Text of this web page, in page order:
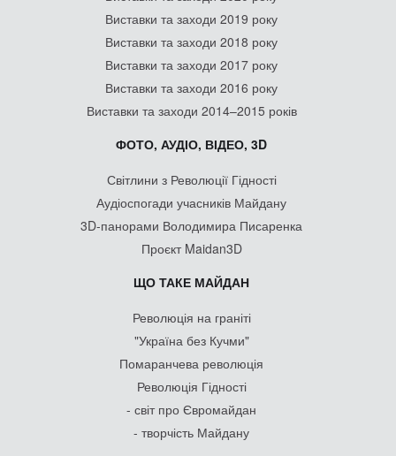
Виставки та заходи 2019 року
Виставки та заходи 2018 року
Виставки та заходи 2017 року
Виставки та заходи 2016 року
Виставки та заходи 2014–2015 років
ФОТО, АУДІО, ВІДЕО, 3D
Світлини з Революції Гідності
Аудіоспогади учасників Майдану
3D-панорами Володимира Писаренка
Проєкт Maidan3D
ЩО ТАКЕ МАЙДАН
Революція на граніті
"Україна без Кучми"
Помаранчева революція
Революція Гідності
- світ про Євромайдан
- творчість Майдану